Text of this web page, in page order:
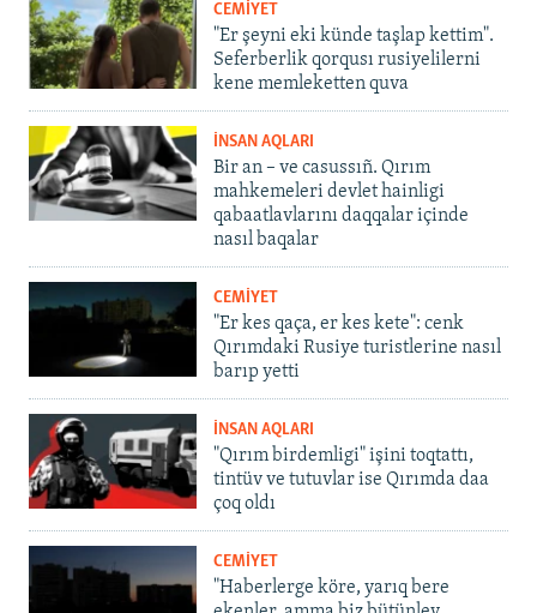
CEMİYET
"Er şeyni eki künde taşlap kettim".
Seferberlik qorqusı rusiyelilerni
kene memleketten quva
İNSAN AQLARI
Bir an – ve casussıñ. Qırım
mahkemeleri devlet hainligi
qabaatlavlarını daqqalar içinde
nasıl baqalar
CEMİYET
"Er kes qaça, er kes kete": cenk
Qırımdaki Rusiye turistlerine nasıl
barıp yetti
İNSAN AQLARI
"Qırım birdemligi" işini toqtattı,
tintüv ve tutuvlar ise Qırımda daa
çoq oldı
CEMİYET
"Haberlerge köre, yarıq bere